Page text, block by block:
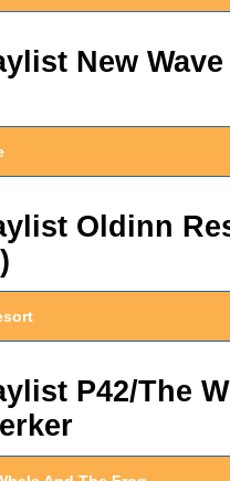
New
Oldinn
P42/The